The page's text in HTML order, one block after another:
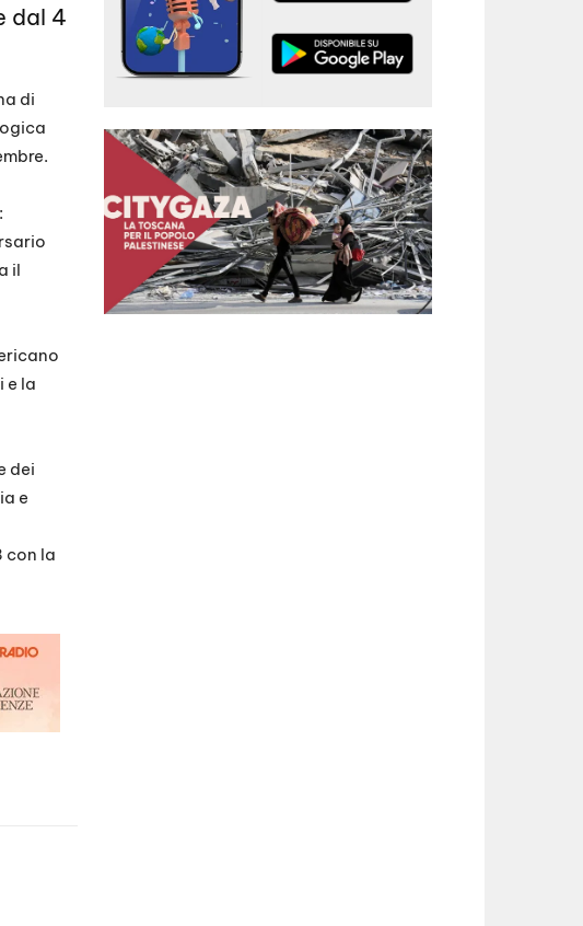
dal 4
di
il
e la
dei
e
con la